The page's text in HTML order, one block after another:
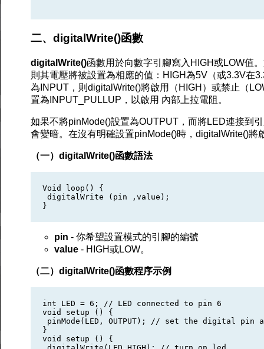
二、digitalWrite()函數
digitalWrite()函數用於向數字引腳寫入HIGH或LOW值
則其電壓將被設置為相應的值：HIGH為5V（或3.3V在
為INPUT，則digitalWrite()將啟用（HIGH）或禁止（
置為INPUT_PULLUP，以啟用 內部上拉電阻。
如果不將pinMode()設置為OUTPUT，而將LED連接到
會變暗。在沒有明確設置pinMode()時，digitalWrite()
（一）digitalWrite()函數語法
Void loop() {
digitalWrite (pin ,value);
pin - 你希望設置模式的引腳的編號
value - HIGH或LOW。
（二）digitalWrite()函數程序示例
int LED = 6; // LED connected to pin 6
void setup () {
pinMode(LED, OUTPUT); // set the digital pin
}
void setup () {